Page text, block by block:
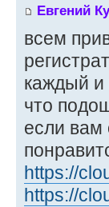
Евгений
всем
каждый и
что
если вам
https://
https://